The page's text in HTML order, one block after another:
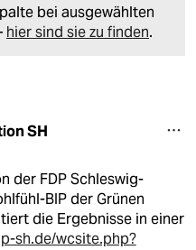
bei ausgewählten
hier sind sie zu finden.
SH
der FDP Schleswig-
BIP der Grünen
die Ergebnisse in einer
sh.de/wcsite.php?